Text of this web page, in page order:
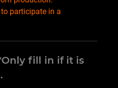
participate in a
fill in if it is